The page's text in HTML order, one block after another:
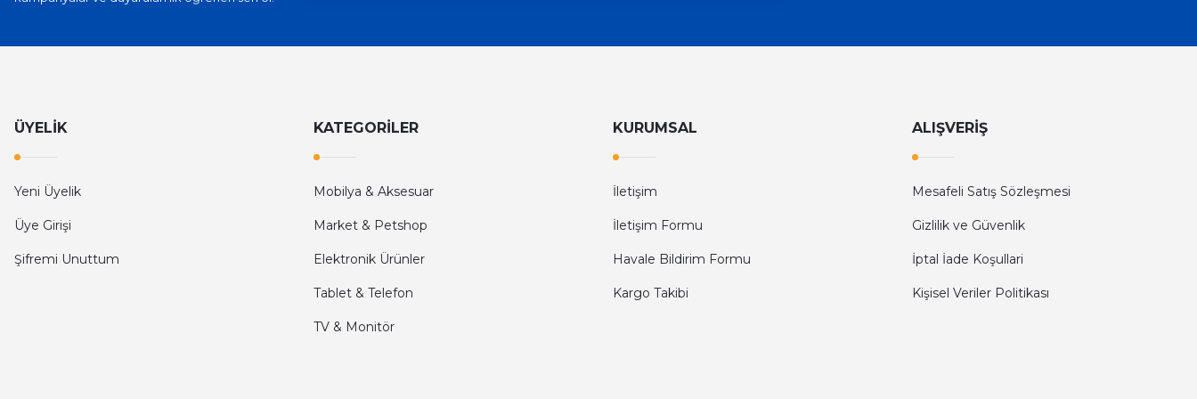
kargo hızlı
mehmet yıldız | 19/06/2025
seiko astron kordon 7x52
ÜYELİK
Yeni Üyelik
Üye Girişi
Şifremi Unuttum
KATEGORİLER
Mobilya & Aksesuar
Market & Petshop
Elektronik Ürünler
Tablet & Telefon
TV & Monitör
KURUMSAL
İletişim
İletişim Formu
Havale Bildirim Formu
Kargo Takibi
ALIŞVERİŞ
Mesafeli Satış Sözleşmesi
Gizlilik ve Güvenlik
İptal İade Koşullari
Kişisel Veriler Politikası